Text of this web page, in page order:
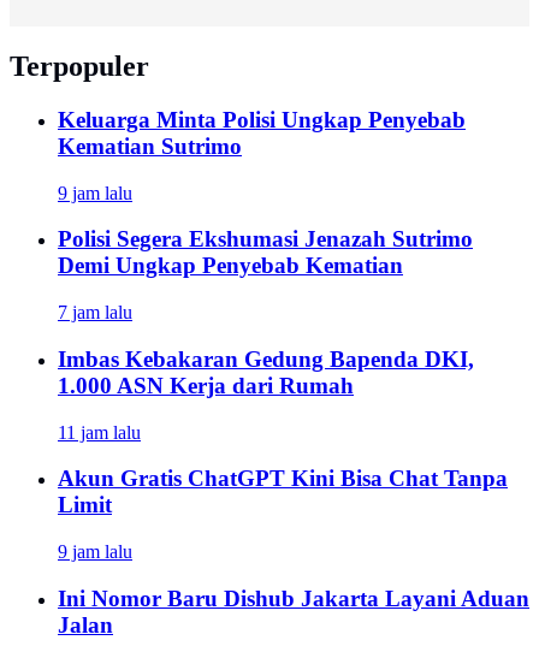
Terpopuler
Keluarga Minta Polisi Ungkap Penyebab
Kematian Sutrimo
9 jam lalu
Polisi Segera Ekshumasi Jenazah Sutrimo
Demi Ungkap Penyebab Kematian
7 jam lalu
Imbas Kebakaran Gedung Bapenda DKI,
1.000 ASN Kerja dari Rumah
11 jam lalu
Akun Gratis ChatGPT Kini Bisa Chat Tanpa
Limit
9 jam lalu
Ini Nomor Baru Dishub Jakarta Layani Aduan
Jalan